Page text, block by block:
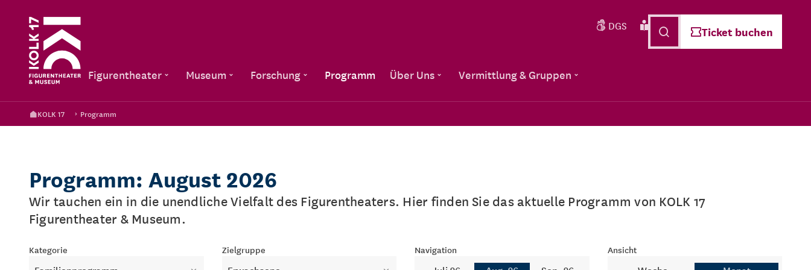
Figurentheater Museum Forschung Programm Über Uns Vermittlung & Gruppen
DGS Leichte Sprache Deutsch
Ticket buchen
KOLK 17 Programm
Programm: August 2026
Wir tauchen ein in die unendliche Vielfalt des Figurentheaters. Hier finden Sie das aktuelle Programm von KOLK 17
Figurentheater & Museum.
Kategorie Zielgruppe Navigation Ansicht